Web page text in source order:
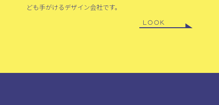
ども手がけるデザイン会社です。
LOOK